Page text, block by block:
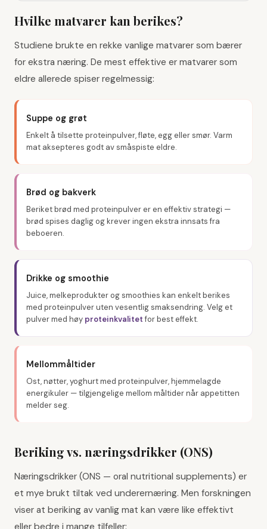
Hvilke matvarer kan berikes?
Studiene brukte en rekke vanlige matvarer som bærer
for ekstra næring. De mest effektive er matvarer som
eldre allerede spiser regelmessig:
Suppe og grøt
Enkelt å tilsette proteinpulver, fløte, egg eller smør. Varm
mat aksepteres godt av småspiste eldre.
Brød og bakverk
Beriket brød med proteinpulver er en effektiv strategi —
brød spises daglig og krever ingen ekstra innsats fra
beboeren.
Drikke og smoothie
Juice, melkeprodukter og smoothies kan enkelt berikes
med proteinpulver uten vesentlig smaksendring. Velg et
pulver med høy proteinkvalitetfor best effekt.
Mellommåltider
Ost, nøtter, yoghurt med proteinpulver, hjemmelagde
energikuler — tilgjengelige mellom måltider når appetitten
melder seg.
Beriking vs. næringsdrikker (ONS)
Næringsdrikker (ONS — oral nutritional supplements) er
et mye brukt tiltak ved underernæring. Men forskningen
viser at beriking av vanlig mat kan være like effektivt
eller bedre i mange tilfeller: